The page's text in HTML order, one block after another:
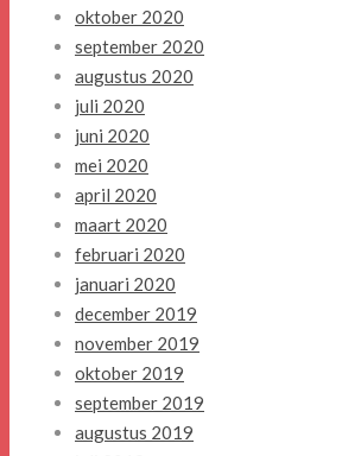
oktober 2020
september 2020
augustus 2020
juli 2020
juni 2020
mei 2020
april 2020
maart 2020
februari 2020
januari 2020
december 2019
november 2019
oktober 2019
september 2019
augustus 2019